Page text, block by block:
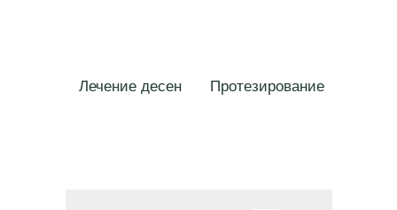
Лечение десен Протезирование